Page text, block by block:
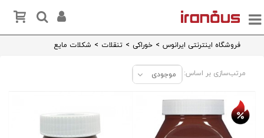
فروشگاه اینترنتی ایرانوس > خوراکی > تنقلات > شکلات مایع
مرتب‌سازی بر اساس: موجودی تخفیف روز